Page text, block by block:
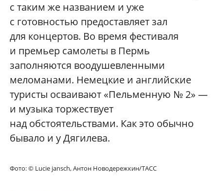
с таким же названием и уже
с готовностью предоставляет зал
для концертов. Во время фестиваля
и премьер самолеты в Пермь
заполняются воодушевленными
меломанами. Немецкие и английские
туристы осваивают «Пельменную № 2» —
и музыка торжествует
над обстоятельствами. Как это обычно
бывало и у Дягилева.
Фото: © Lucie jansch, Антон Новодережкин/ТАСС